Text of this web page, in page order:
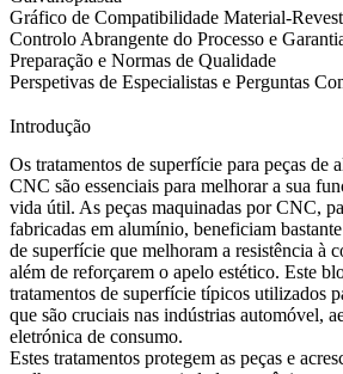
Gráfico de Compatibilidade Material-
Controlo Abrangente do Processo e
Preparação e Normas de Qualidade
Perspetivas de Especialistas e Perguntas
Introdução
Os tratamentos de superfície para peças de
CNC são essenciais para melhorar a sua
vida útil. As peças maquinadas por CNC,
fabricadas em alumínio, beneficiam
de superfície que melhoram a resistência à
além de reforçarem o apelo estético. Este
tratamentos de superfície típicos utilizados
que são cruciais nas indústrias automóvel,
eletrónica de consumo.
Estes tratamentos protegem as peças e